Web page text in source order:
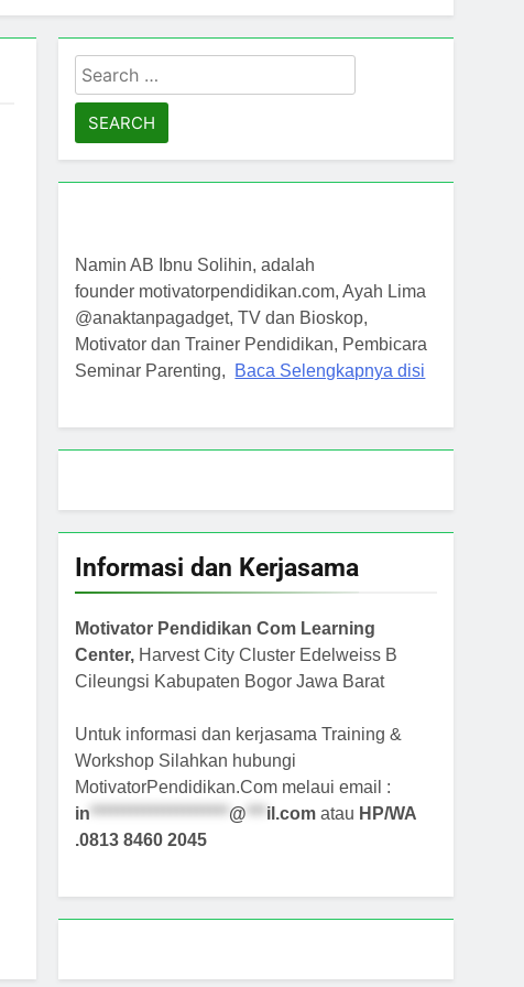
Search
for:
Namin AB Ibnu Solihin, adalah
founder motivatorpendidikan.com, Ayah Lima
@anaktanpagadget, TV dan Bioskop,
Motivator dan Trainer Pendidikan, Pembicara
Seminar Parenting, Baca Selengkapnya disi
Informasi dan Kerjasama
Motivator Pendidikan Com Learning
Center, Harvest City Cluster Edelweiss B
Cileungsi Kabupaten Bogor Jawa Barat
Untuk informasi dan kerjasama Training &
Workshop Silahkan hubungi
MotivatorPendidikan.Com melaui email :
in ********************* @ *** il.com atau HP/WA
.0813 8460 2045